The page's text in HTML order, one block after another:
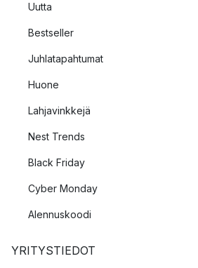
Uutta
Bestseller
Juhlatapahtumat
Huone
Lahjavinkkejä
Nest Trends
Black Friday
Cyber Monday
Alennuskoodi
YRITYSTIEDOT